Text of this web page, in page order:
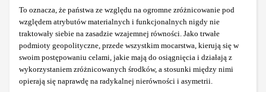
To oznacza, że państwa ze względu na ogromne zróżnicowanie pod
względem atrybutów materialnych i funkcjonalnych nigdy nie
traktowały siebie na zasadzie wzajemnej równości. Jako trwałe
podmioty geopolityczne, przede wszystkim mocarstwa, kierują się w
swoim postępowaniu celami, jakie mają do osiągnięcia i działają z
wykorzystaniem zróżnicowanych środków, a stosunki między nimi
opierają się naprawdę na radykalnej nierówności i asymetrii.